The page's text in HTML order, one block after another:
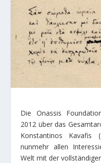
Die Onassis
2012 über das
Konstantinos Kavafis
nunmehr allen
Welt mit der